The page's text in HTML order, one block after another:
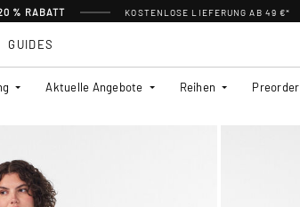
% RABATT KOSTENLOSE LIEFERUNG AB 49 €*
Aktuelle Angebote Reihen Preorder
GUIDES